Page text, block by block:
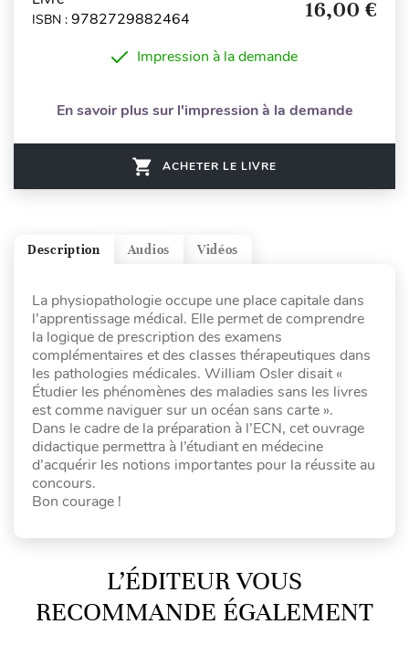
ISBN : 9782729882464 16,00 €
Impression à la demande
En savoir plus sur l'impression à la demande
ACHETER LE LIVRE
Vidéos
Audios
Description
La physiopathologie occupe une place capitale dans
l’apprentissage médical. Elle permet de comprendre
la logique de prescription des examens
complémentaires et des classes thérapeutiques dans
les pathologies médicales. William Osler disait «
Étudier les phénomènes des maladies sans les livres
est comme naviguer sur un océan sans carte ».
Dans le cadre de la préparation à l’ECN, cet ouvrage
didactique permettra à l’étudiant en médecine
d’acquérir les notions importantes pour la réussite au
concours.
Bon courage !
L’ÉDITEUR VOUS
RECOMMANDE ÉGALEMENT